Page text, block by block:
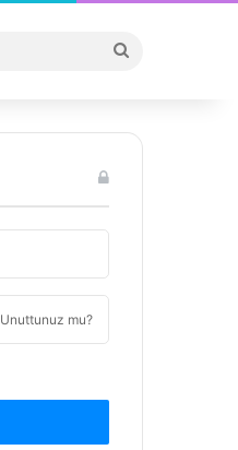
...
Unuttunuz mu?